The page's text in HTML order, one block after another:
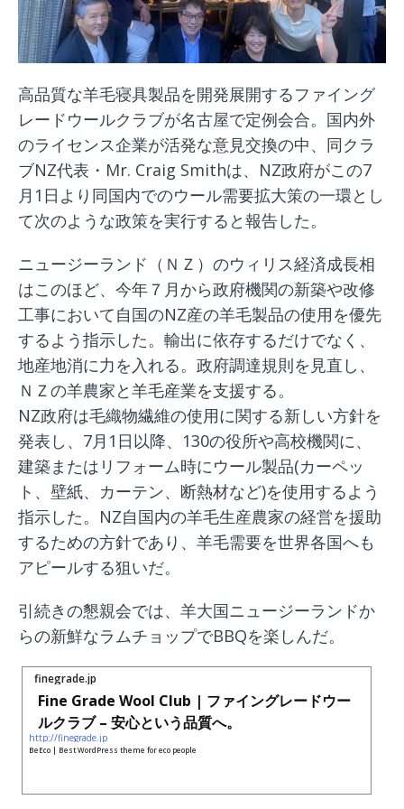
高品質な羊毛寝具製品を開発展開するファイング
レードウールクラブが名古屋で定例会合。国内外
のライセンス企業が活発な意見交換の中、同クラ
ブNZ代表・Mr. Craig Smithは、NZ政府がこの7
月1日より同国内でのウール需要拡大策の一環とし
て次のような政策を実行すると報告した。
ニュージーランド（ＮＺ）のウィリス経済成長相
はこのほど、今年７月から政府機関の新築や改修
工事において自国のNZ産の羊毛製品の使用を優先
するよう指示した。輸出に依存するだけでなく、
地産地消に力を入れる。政府調達規則を見直し、
ＮＺの羊農家と羊毛産業を支援する。
NZ政府は毛織物繊維の使用に関する新しい方針を
発表し、7月1日以降、130の役所や高校機関に、
建築またはリフォーム時にウール製品(カーペッ
ト、壁紙、カーテン、断熱材など)を使用するよう
指示した。NZ自国内の羊毛生産農家の経営を援助
するための方針であり、羊毛需要を世界各国へも
アピールする狙いだ。
引続きの懇親会では、羊大国ニュージーランドか
らの新鮮なラムチョップでBBQを楽しんだ。
finegrade.jp
Fine Grade Wool Club | ファイングレードウー
ルクラブ – 安心という品質へ。
http://finegrade.jp
BeEco | Best WordPress theme for eco people